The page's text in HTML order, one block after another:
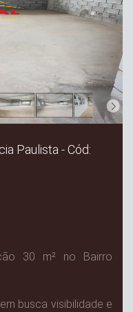
Paulista - Cód:
30 m² no Bairro
busca visibilidade e